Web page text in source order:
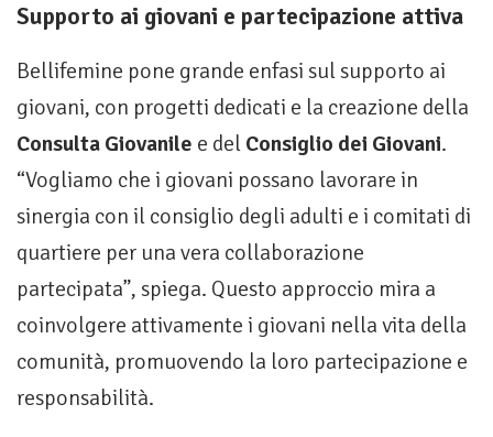
Supporto ai giovani e partecipazione attiva
Bellifemine pone grande enfasi sul supporto ai
giovani, con progetti dedicati e la creazione della
Consulta Giovanile e del Consiglio dei Giovani.
“Vogliamo che i giovani possano lavorare in
sinergia con il consiglio degli adulti e i comitati di
quartiere per una vera collaborazione
partecipata”, spiega. Questo approccio mira a
coinvolgere attivamente i giovani nella vita della
comunità, promuovendo la loro partecipazione e
responsabilità.